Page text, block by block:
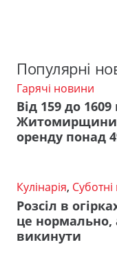
Популярні
Гарячі новини
Від 159 до
Житомирщини
оренду понад
Кулінарія,
Розсіл в
це нормально,
викинути